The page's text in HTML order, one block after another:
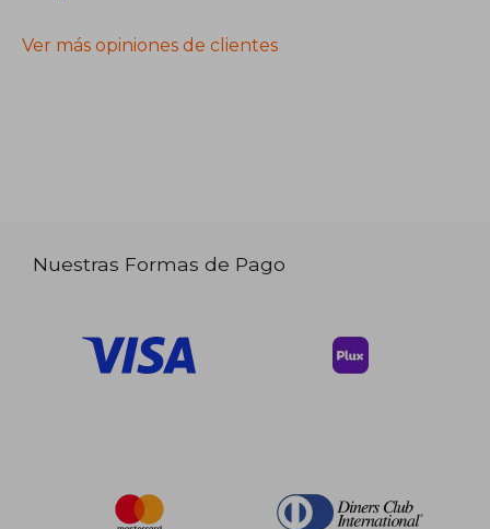
Ver más opiniones de clientes
Nuestras Formas de Pago